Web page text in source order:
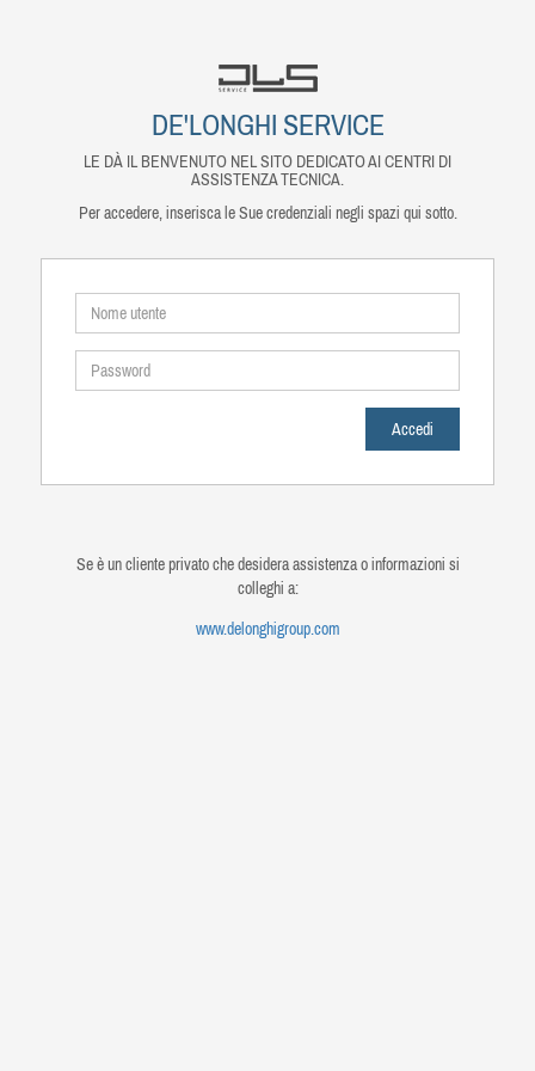
DE'LONGHI SERVICE
LE DÀ IL BENVENUTO NEL SITO DEDICATO AI CENTRI DI
ASSISTENZA TECNICA.
Per accedere, inserisca le Sue credenziali negli spazi qui sotto.
Se è un cliente privato che desidera assistenza o informazioni si
colleghi a:
www.delonghigroup.com